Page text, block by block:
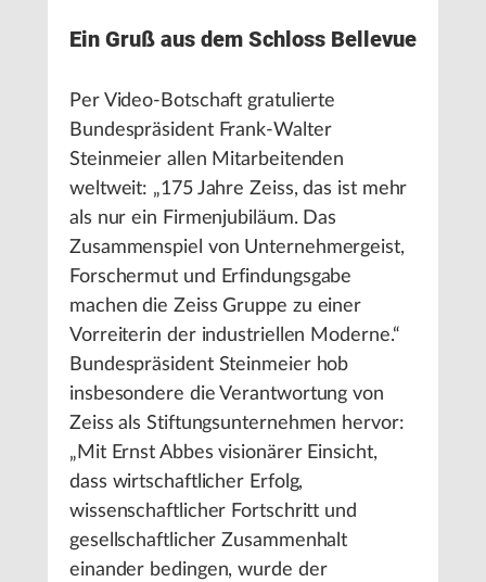
Ein Gruß aus dem Schloss Bellevue
Per Video-Botschaft gratulierte
Bundespräsident Frank-Walter
Steinmeier allen Mitarbeitenden
weltweit: „175 Jahre Zeiss, das ist mehr
als nur ein Firmenjubiläum. Das
Zusammenspiel von Unternehmergeist,
Forschermut und Erfindungsgabe
machen die Zeiss Gruppe zu einer
Vorreiterin der industriellen Moderne.“
Bundespräsident Steinmeier hob
insbesondere die Verantwortung von
Zeiss als Stiftungsunternehmen hervor:
„Mit Ernst Abbes visionärer Einsicht,
dass wirtschaftlicher Erfolg,
wissenschaftlicher Fortschritt und
gesellschaftlicher Zusammenhalt
einander bedingen, wurde der